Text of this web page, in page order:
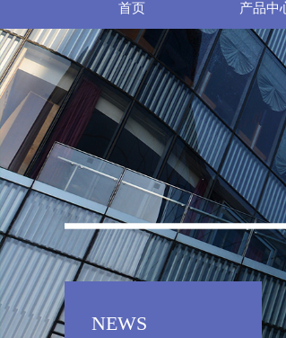
首页 产品中
NEWS